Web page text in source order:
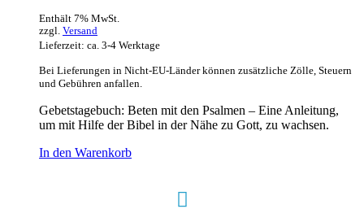
Enthält 7% MwSt.
zzgl. Versand
Lieferzeit: ca. 3-4 Werktage
Bei Lieferungen in Nicht-EU-Länder können zusätzliche Zölle, Steuern
und Gebühren anfallen.
Gebetstagebuch: Beten mit den Psalmen – Eine Anleitung,
um mit Hilfe der Bibel in der Nähe zu Gott, zu wachsen.
In den Warenkorb